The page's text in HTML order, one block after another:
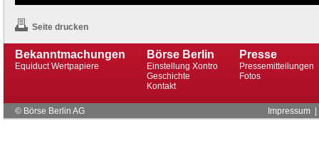
Seite drucken
Bekanntmachungen
Equiduct Wertpapiere
Börse Berlin
Einstellung Xontro
Geschichte
Kontakt
Presse
Pressemitteilungen
Fotos
© Börse Berlin AG Impressum